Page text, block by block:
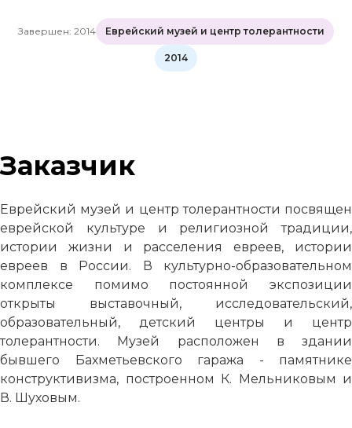
Завершен: 2014 Еврейский музей и центр толерантности
2014
Заказчик
Еврейский музей и центр толерантности посвящен
еврейской культуре и религиозной традиции,
истории жизни и расселения евреев, истории
евреев в России. В культурно-образовательном
комплексе помимо постоянной экспозиции
открыты выставочный, исследовательский,
образовательный, детский центры и центр
толерантности. Музей расположен в здании
бывшего Бахметьевского гаража - памятнике
конструктивизма, построенном К. Мельниковым и
В. Шуховым.